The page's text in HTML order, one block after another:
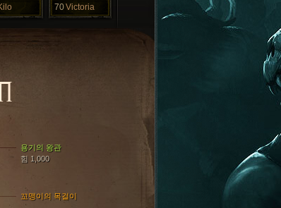
70Victoria
용기의 왕관
힘 1,000
꼬맹이의 목걸이